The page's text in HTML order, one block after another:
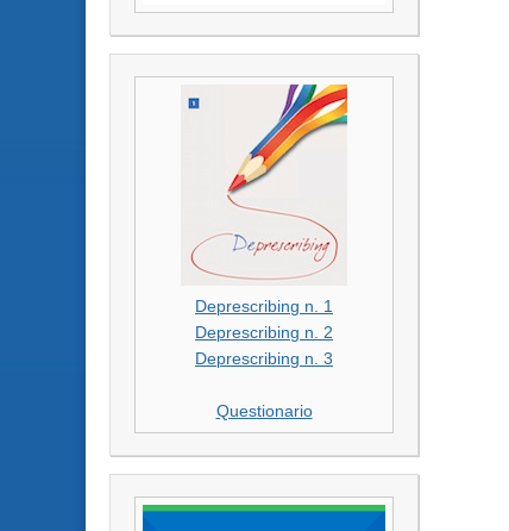
Deprescribing n. 1
Deprescribing n. 2
Deprescribing n. 3
Questionario